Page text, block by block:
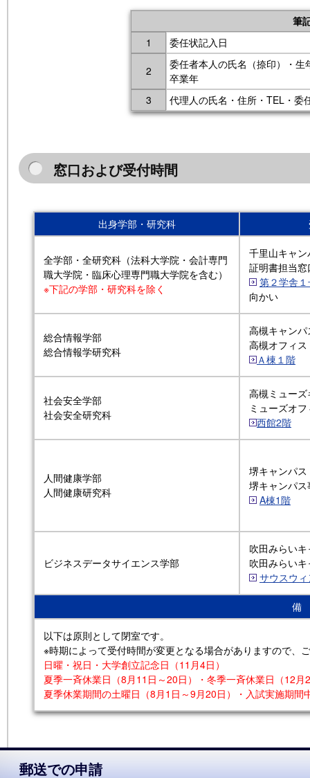
筆
1
委任状記入日
2
委任者本人の氏名（捺印）・
卒業年
3
代理人の氏名・住所・TEL・委
窓口および受付時間
出身学部・研究科
全学部・全研究科（法科大学院・会計専門
職大学院・臨床心理専門職大学院を含む）
※下記の学部・研究科を除く
千里山キャ
証明書担当窓
第２学舎
向かい
総合情報学部
総合情報学研究科
高槻キャンパ
高槻オフィス
Ａ棟１階
社会安全学部
社会安全研究科
高槻ミュー
ミューズオ
西館2階
人間健康学部
人間健康研究科
堺キャンパス
堺キャンパ
A棟1階
ビジネスデータサイエンス学部
吹田みらい
吹田みらい
サウスウ
以下は原則として閉室です。
※時期によって受付時間が変更となる場合がありますので、
日曜・祝日・大学創立記念日（11月4日）
夏季一斉休業日（8月11日～20日）・冬季一斉休業日（12月
夏季休業期間の土曜日（8月1日～9月20日）・入試実施期
郵送での申請